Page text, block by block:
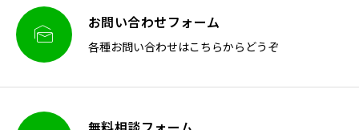
 お問い合わせフォーム
各種お問い合わせはこちらからどうぞ